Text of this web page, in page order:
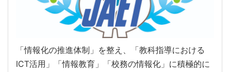
「情報化の推進体制」を整え、「教科指導における
ICT活用」「情報教育」「校務の情報化」に積極的に